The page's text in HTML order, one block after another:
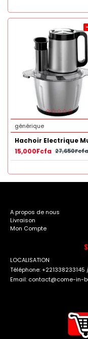
générique
15,000Fcfa
A propos de nous
Livraison
Mon Compte
LOCALISATION
Téléphone: +221338233145
Email: contact@come-in-